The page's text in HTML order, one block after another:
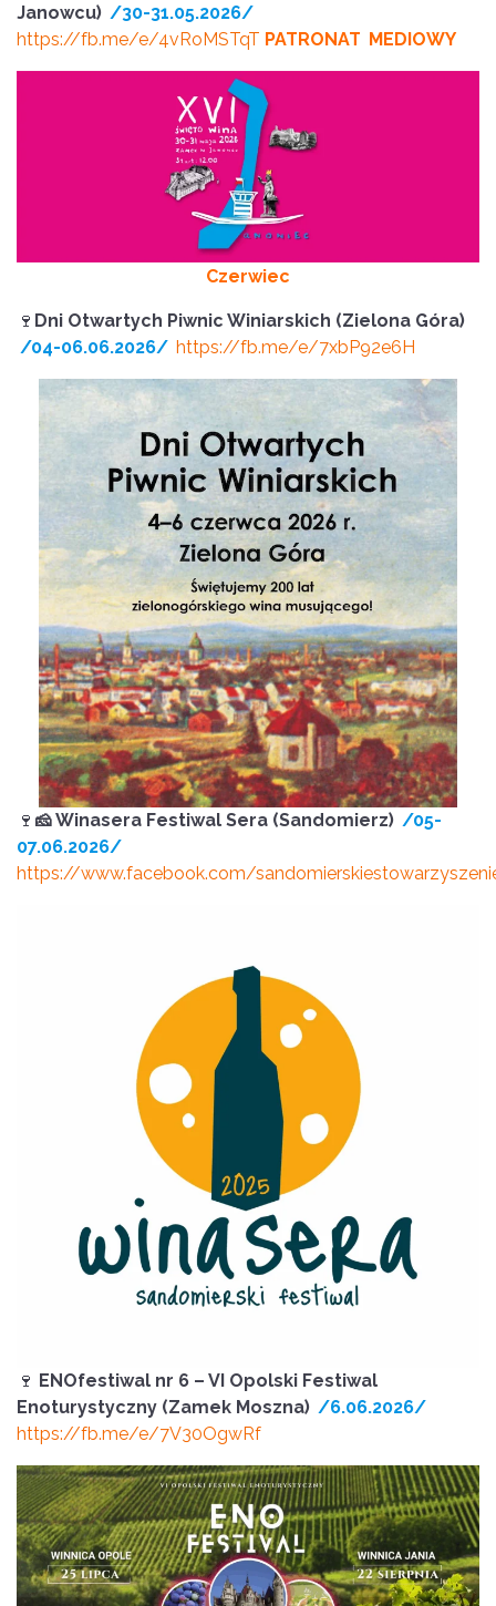
Janowcu) /30-31.05.2026/
https://fb.me/e/4vRoMSTqT PATRONAT MEDIOWY
Czerwiec
🍷 Dni Otwartych Piwnic Winiarskich (Zielona Góra)
/04-06.06.2026/ https://fb.me/e/7xbP92e6H
🍷 🧀 Winasera Festiwal Sera (Sandomierz) /05-
07.06.2026/
https://www.facebook.com/
🍷 ENOfestiwal nr 6 – VI Opolski Festiwal
Enoturystyczny (Zamek Moszna) /6.06.2026/
https://fb.me/e/7V30OgwRf